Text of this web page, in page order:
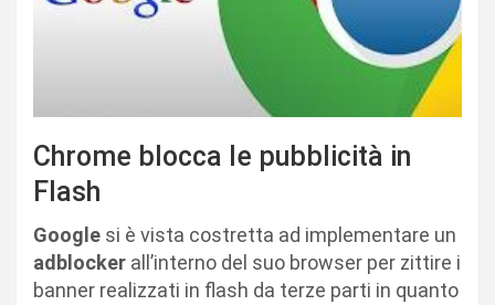
Chrome blocca le pubblicità in
Flash
Google si è vista costretta ad implementare un
adblocker all’interno del suo browser per zittire i
banner realizzati in flash da terze parti in quanto